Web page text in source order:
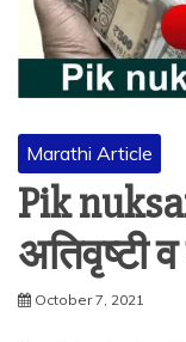
Marathi Article
Pik
अतिवृष्टी
October 7, 2021